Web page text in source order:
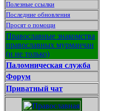
Полезные ссылки
Последние обновления
Просят о помощи
Православные знакомства
православных мурманчан
(и не только)
Паломническая служба
Форум
Приватный чат